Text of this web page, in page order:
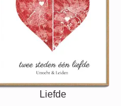
Liefde